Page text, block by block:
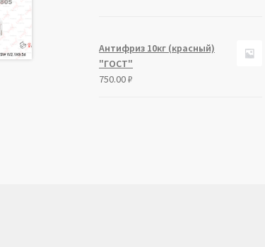
Антифриз 10кг (красный)
"ГОСТ"
750.00₽